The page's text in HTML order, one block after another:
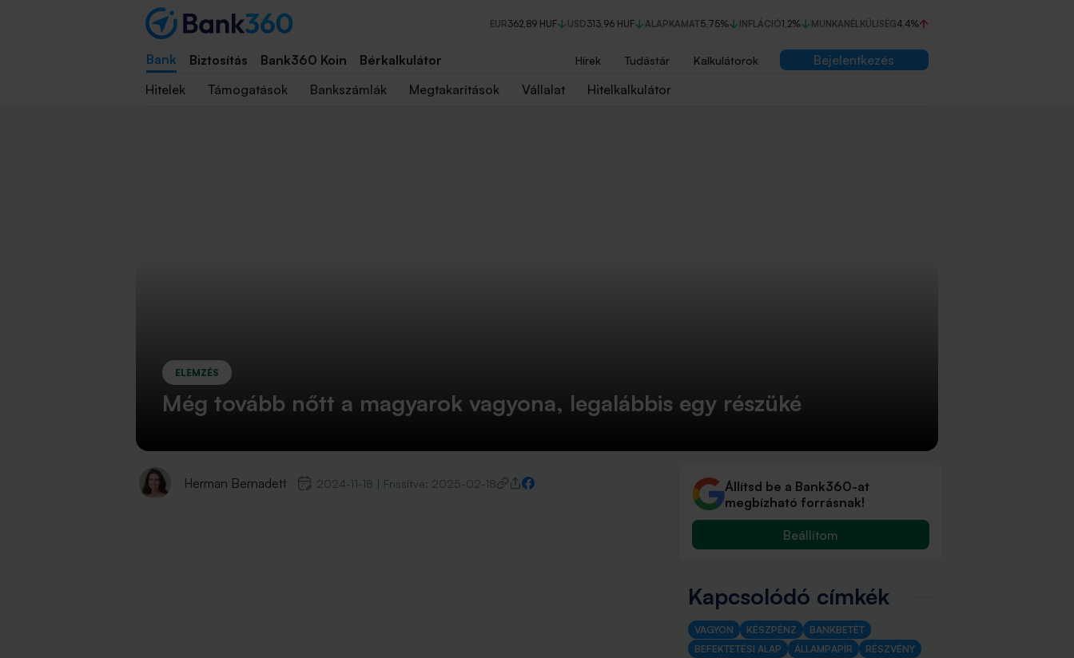
EUR362,89 HUF USD313,96 HUF ALAPKAMAT5,75% INFLÁCIÓ1,2% MUNKANÉLKÜLISÉG4,4%
Bank Biztosítás Bank360 Koin Bérkalkulátor Hírek Tudástár Kalkulátorok
Bejelentkezés
Hitelek
Támogatások Bankszámlák Megtakarítások Vállalat Hitelkalkulátor
ELEMZÉS
Még tovább nőtt a magyarok vagyona, legalábbis egy részüké
Herman Bernadett 2024-11-18 Frissítve: 2025-02-18
Állítsd be a Bank360-at
megbízható forrásnak!
Beállítom
Kapcsolódó címkék
VAGYON KÉSZPÉNZ
BANKBETÉT
BEFEKTETÉSI ALAP
ÁLLAMPAPÍR RÉSZVÉNY